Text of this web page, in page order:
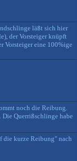
läßt sich hier
der Vorsteiger knüpft
Vorsteiger eine 100%ige
noch die Reibung.
Querrißschlinge habe
die kurze Reibung" nach